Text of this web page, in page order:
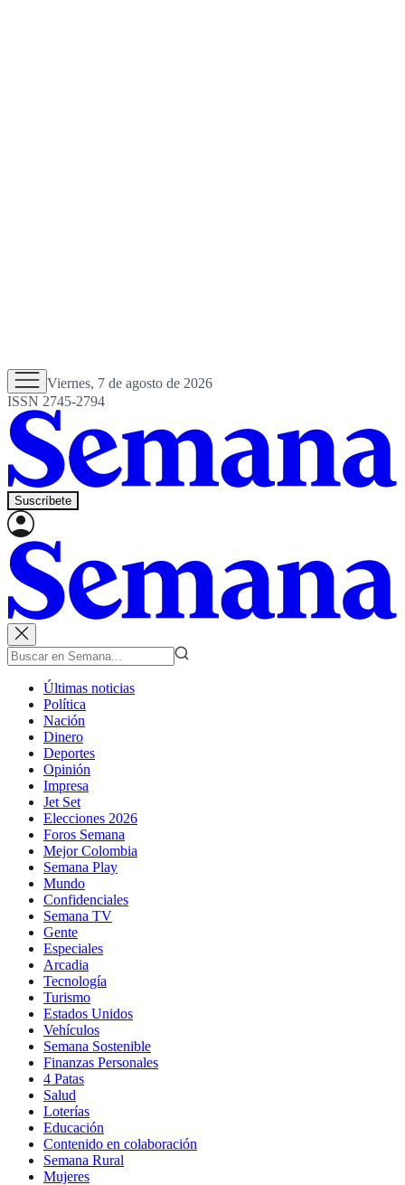
Viernes, 7 de agosto de 2026
ISSN 2745-2794
Suscríbete
Últimas noticias
Política
Nación
Dinero
Deportes
Opinión
Impresa
Jet Set
Elecciones 2026
Foros Semana
Mejor Colombia
Semana Play
Mundo
Confidenciales
Semana TV
Gente
Especiales
Arcadia
Tecnología
Turismo
Estados Unidos
Vehículos
Semana Sostenible
Finanzas Personales
4 Patas
Salud
Loterías
Educación
Contenido en colaboración
Semana Rural
Mujeres